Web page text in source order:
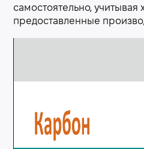
самостоятельно, учитывая
предоставленные